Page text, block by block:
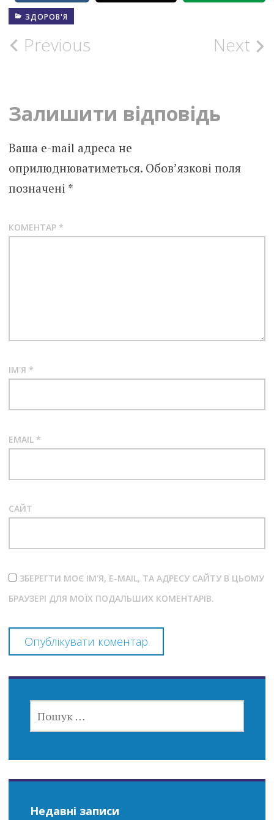
ЗДОРОВ'Я
Post
Previous Next
Залишити відповідь
Ваша e-mail адреса не
оприлюднюватиметься. Обов’язкові поля
позначені *
КОМЕНТАР *
ІМ'Я *
EMAIL *
САЙТ
ЗБЕРЕГТИ МОЄ ІМ'Я, E-MAIL, ТА АДРЕСУ САЙТУ В ЦЬОМУ
БРАУЗЕРІ ДЛЯ МОЇХ ПОДАЛЬШИХ КОМЕНТАРІВ.
Недавні записи